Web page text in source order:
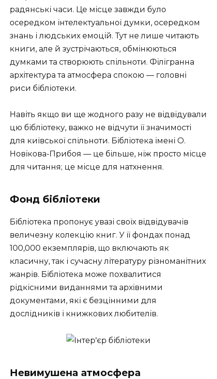
радянські часи. Це місце завжди було
осередком інтелектуальної думки, осередком
знань і людських емоцій. Тут не лише читають
книги, але й зустрічаються, обмінюються
думками та створюють спільноти. Філігранна
архітектура та атмосфера спокою — головні
риси бібліотеки.
Навіть якщо ви ще жодного разу не відвідували
цю бібліотеку, важко не відчути її значимості
для київської спільноти. Бібліотека імені О.
Новікова-Прибоя — це більше, ніж просто місце
для читання; це місце для натхнення.
Фонд бібліотеки
Бібліотека пропонує увазі своїх відвідувачів
величезну колекцію книг. У її фондах понад
100,000 екземплярів, що включають як
класичну, так і сучасну літературу різноманітних
жанрів. Бібліотека може похвалитися
рідкісними виданнями та архівними
документами, які є безцінними для
дослідників і книжкових любителів.
Невимушена атмосфера